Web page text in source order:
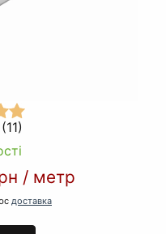
/ метр
доставка